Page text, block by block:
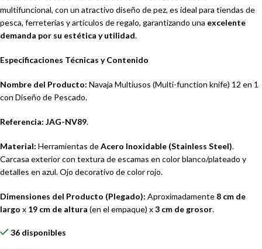
multifuncional, con un atractivo diseño de pez, es ideal para tiendas de
pesca, ferreterías y artículos de regalo, garantizando una excelente
demanda por su estética y utilidad.
Especificaciones Técnicas y Contenido
Nombre del Producto: Navaja Multiusos (Multi-function knife) 12 en 1
con Diseño de Pescado.
Referencia: JAG-NV89.
Material: Herramientas deAcero Inoxidable (Stainless Steel).
Carcasa exterior con textura de escamas en color blanco/plateado y
detalles en azul. Ojo decorativo de color rojo.
Dimensiones del Producto (Plegado): Aproximadamente 8 cm de
largo x 19 cm de altura (en el empaque) x3 cm de grosor.
36 disponibles